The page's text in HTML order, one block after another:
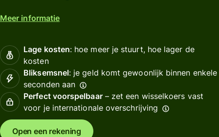
Meer informatie
Lage kosten: hoe meer je stuurt, hoe lager de
kosten
Bliksemsnel: je geld komt gewoonlijk binnen enkele
seconden aan
Perfect voorspelbaar– zet een wisselkoers vast
voor je internationale overschrijving
Open een rekening